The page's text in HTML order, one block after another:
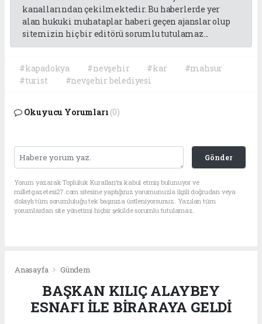
kanallarından çekilmektedir. Bu haberlerde yer
alan hukuki muhataplar haberi geçen ajanslar olup
sitemizin hiç bir editörü sorumlu tutulamaz...
#kapadokya #nevşehir #kar
#mahsur
#turist
#nevşehir belediyesi
Okuyucu Yorumları (0)
Gönder
Yorum yazarak Topluluk Kuralları’nı kabul etmiş bulunuyor ve
milletgazetesi27.com sitesine yaptığınız yorumunuzla ilgili doğrudan veya
dolaylı tüm sorumluluğu tek başınıza üstleniyorsunuz. Yazılan tüm
yorumlardan site yönetimi hiçbir şekilde sorumlu tutulamaz.
Anasayfa Gündem
BAŞKAN KILIÇ ALAYBEY
ESNAFI İLE BİRARAYA GELDİ